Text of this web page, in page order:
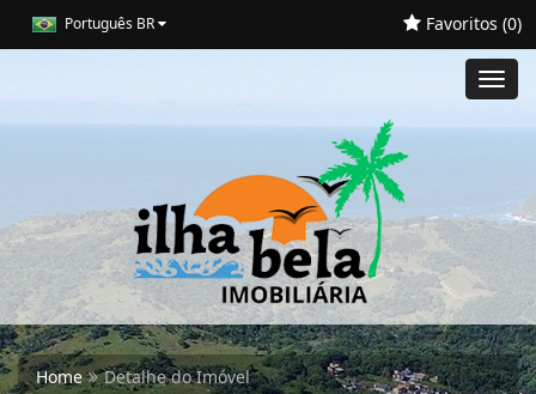
Português BR Favoritos (0)
Home Detalhe do Imóvel